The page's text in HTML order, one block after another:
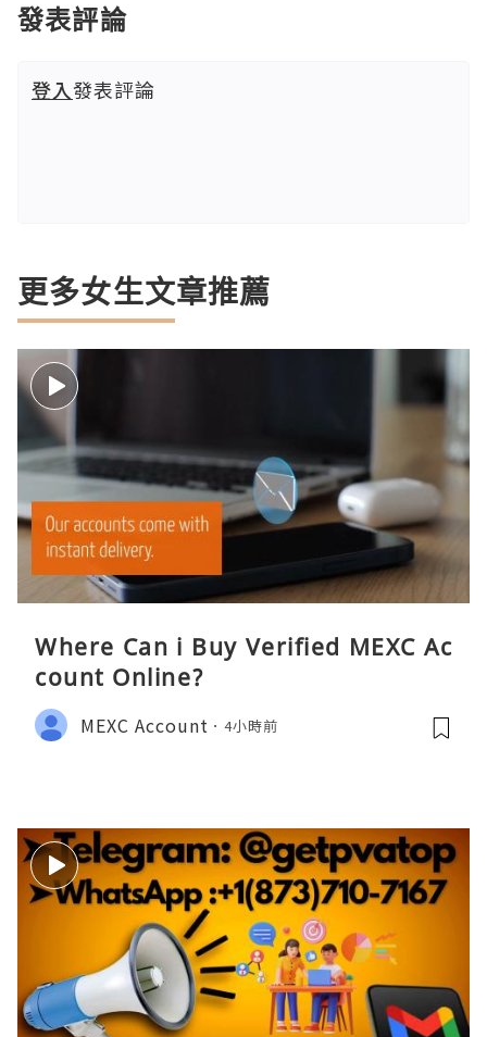
發表評論
登入發表評論
更多女生文章推薦
Where Can i Buy Verified MEXC Ac
count Online?
MEXC Account 4小時前